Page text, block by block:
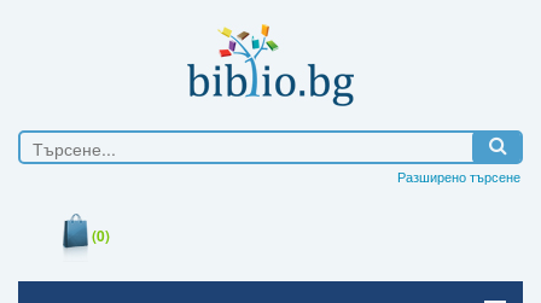
Разширено търсене
(0)